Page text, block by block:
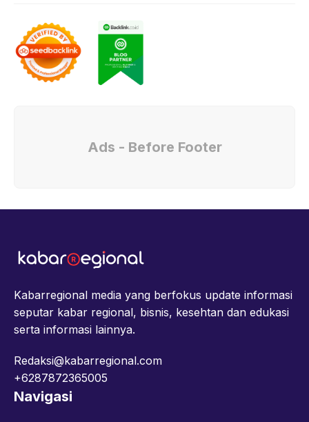
Ads - Before Footer
Kabarregional media yang berfokus update informasi
seputar kabar regional, bisnis, kesehtan dan edukasi
serta informasi lainnya.
Redaksi@kabarregional.com
+6287872365005
Navigasi